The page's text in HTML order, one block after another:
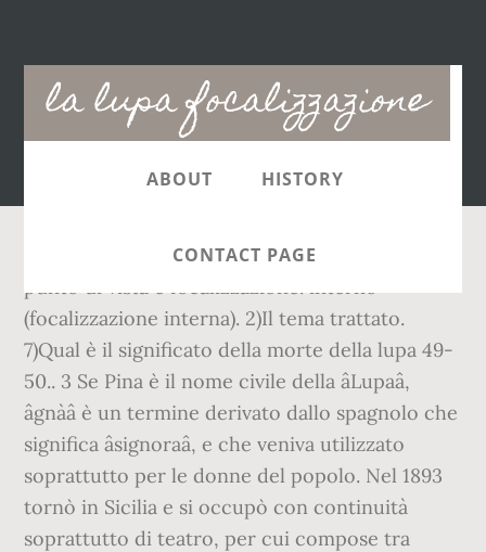
la lupa focalizzazione
Main
navigation
ABOUT HISTORY
CONTACT PAGE
punto di vista e focalizzazione. interno
(focalizzazione interna). 2)Il tema trattato.
7)Qual è il significato della morte della lupa 49-
50.. 3 Se Pina è il nome civile della âLupaâ,
âgnàâ è un termine derivato dallo spagnolo che
significa âsignoraâ, e che veniva utilizzato
soprattutto per le donne del popolo. Nel 1893
tornò in Sicilia e si occupò con continuità
soprattutto di teatro, per cui compose tra